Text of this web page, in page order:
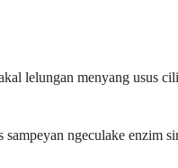
lelungan menyang usus
ngeculake enzim